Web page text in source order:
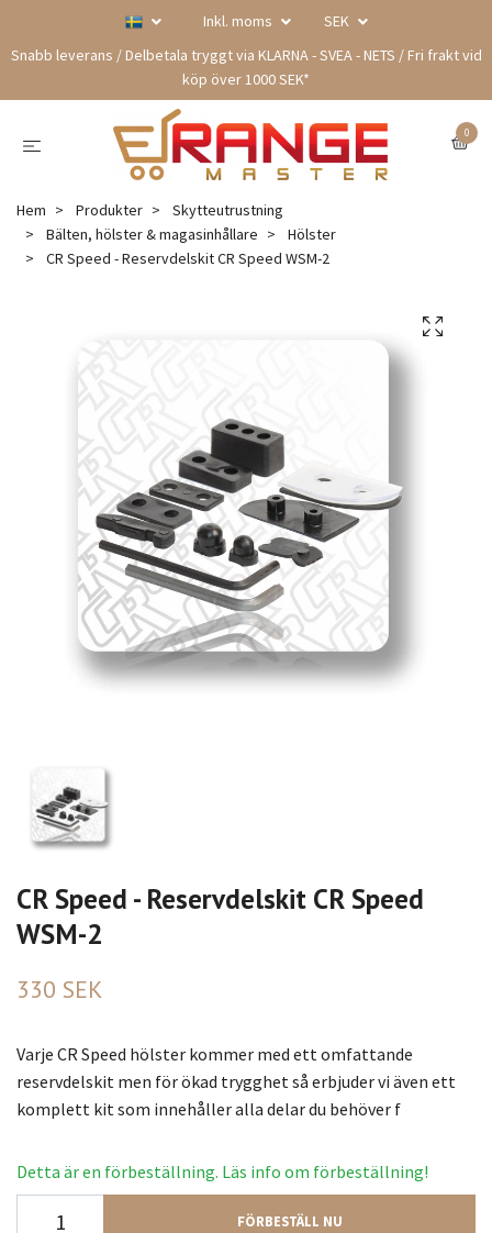
Inkl. moms
SEK
Snabb leverans / Delbetala tryggt via KLARNA - SVEA - NETS / Fri frakt vid
köp över 1000 SEK*
0
Hem Produkter
Skytteutrustning
Bälten, hölster & magasinhållare
Hölster
CR Speed - Reservdelskit CR Speed WSM-2
CR Speed - Reservdelskit CR Speed
WSM-2
330 SEK
Varje CR Speed hölster kommer med ett omfattande
reservdelskit men för ökad trygghet så erbjuder vi även ett
komplett kit som innehåller alla delar du behöver f
Detta är en förbeställning. Läs info om förbeställning!
FÖRBESTÄLL NU